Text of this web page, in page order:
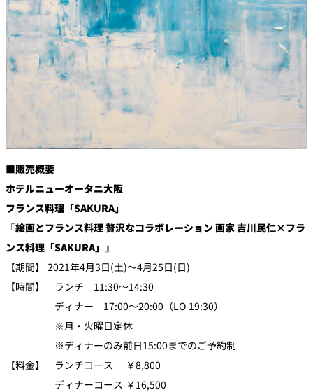
■販売概要
ホテルニューオータニ大阪
フランス料理「SAKURA」
『絵画とフランス料理 贅沢なコラボレーション画家 吉川民仁×フラ
ンス料理「SAKURA」 』
【期間】 2021年4月3日(土)～4月25日(日)
【時間】 ランチ 11:30～14:30
ディナー 17:00～20:00（LO 19:30）
※月・火曜日定休
※ディナーのみ前日15:00までのご予約制
【料金】 ランチコース ￥8,800
ディナーコース ￥16,500